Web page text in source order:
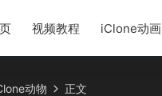
视频教程 iClone动画
动物 正文